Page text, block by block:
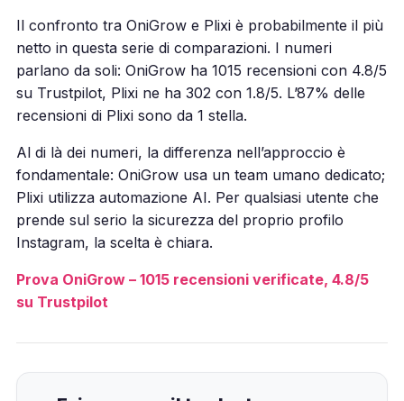
Il confronto tra OniGrow e Plixi è probabilmente il più
netto in questa serie di comparazioni. I numeri
parlano da soli: OniGrow ha 1015 recensioni con 4.8/5
su Trustpilot, Plixi ne ha 302 con 1.8/5. L’87% delle
recensioni di Plixi sono da 1 stella.
Al di là dei numeri, la differenza nell’approccio è
fondamentale: OniGrow usa un team umano dedicato;
Plixi utilizza automazione AI. Per qualsiasi utente che
prende sul serio la sicurezza del proprio profilo
Instagram, la scelta è chiara.
Prova OniGrow – 1015 recensioni verificate, 4.8/5
su Trustpilot